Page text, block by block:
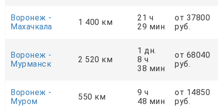
Воронеж -
Махачкала
1 400 км
21 ч
29 мин
от 37800
руб.
Воронеж -
Мурманск
2 520 км
1 дн.
8 ч
38 мин
от 68040
руб.
Воронеж -
Муром
550 км
9 ч
48 мин
от 14850
руб.